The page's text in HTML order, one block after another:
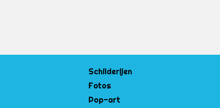
Schilderijen
Fotos
Pop-art